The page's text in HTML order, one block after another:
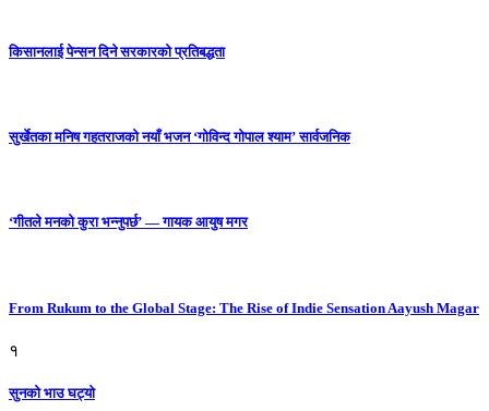
किसानलाई पेन्सन दिने सरकारको प्रतिबद्धता
सुर्खेतका मनिष गहतराजको नयाँ भजन ‘गोविन्द गोपाल श्याम’ सार्वजनिक
‘गीतले मनको कुरा भन्नुपर्छ’ — गायक आयुष मगर
From Rukum to the Global Stage: The Rise of Indie Sensation Aayush Magar
१
सुनको भाउ घट्याे